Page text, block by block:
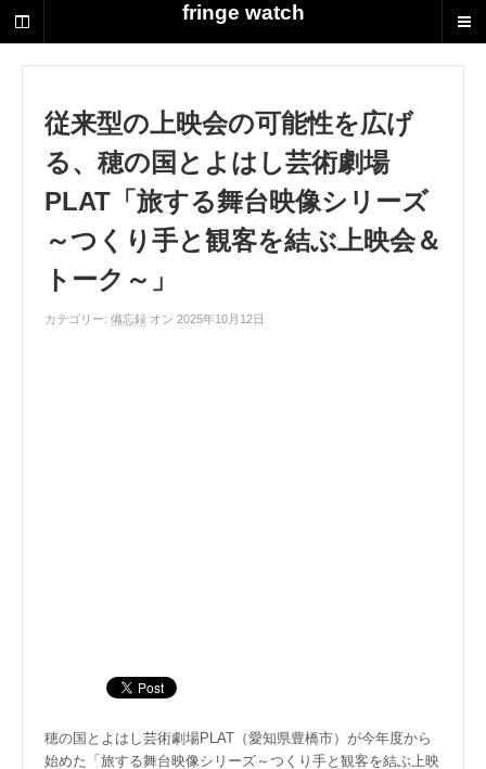
fringe watch
荻
野
従来型の上映会の可能性を広げ
る、穂の国とよはし芸術劇場
PLAT「旅する舞台映像シリーズ
～つくり手と観客を結ぶ上映会＆
トーク～」
カテゴリー: 備忘録 オン 2025年10月12日
穂の国とよはし芸術劇場PLAT（愛知県豊橋市）が今年度から
始めた「旅する舞台映像シリーズ～つくり手と観客を結ぶ上映